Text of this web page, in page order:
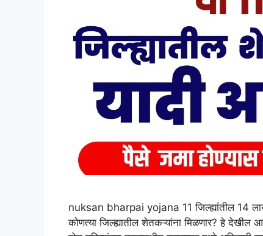
nuksan bharpai yojana 11 जिल्ह्यांतील 14
कोणत्या जिल्ह्यातील शेतकऱ्यांना मिळणार? हे